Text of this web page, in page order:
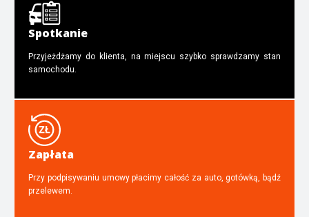
Spotkanie
Przyjeżdżamy do klienta, na miejscu szybko sprawdzamy stan
samochodu.
Zapłata
Przy podpisywaniu umowy płacimy całość za auto, gotówką, bądź
przelewem.